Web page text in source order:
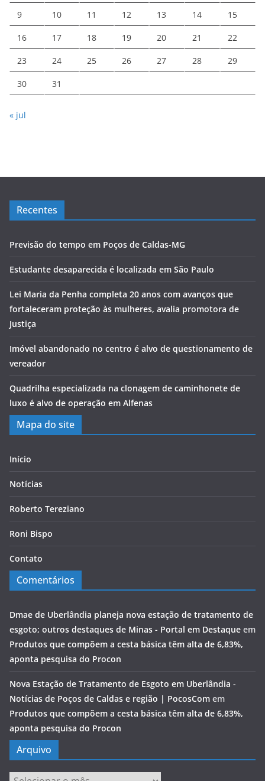
9 10 11 12 13 14 15
16 17 18 19 20 21 22
23 24 25 26 27 28 29
30 31
« jul
Recentes
Previsão do tempo em Poços de Caldas-MG
Estudante desaparecida é localizada em São Paulo
Lei Maria da Penha completa 20 anos com avanços que
fortaleceram proteção às mulheres, avalia promotora de
Justiça
Imóvel abandonado no centro é alvo de questionamento de
vereador
Quadrilha especializada na clonagem de caminhonete de
luxo é alvo de operação em Alfenas
Mapa do site
Início
Notícias
Roberto Tereziano
Roni Bispo
Contato
Comentários
Dmae de Uberlândia planeja nova estação de tratamento de
esgoto; outros destaques de Minas - Portal em Destaque em
Produtos que compõem a cesta básica têm alta de 6,83%,
aponta pesquisa do Procon
Nova Estação de Tratamento de Esgoto em Uberlândia -
Notícias de Poços de Caldas e região | PocosCom em
Produtos que compõem a cesta básica têm alta de 6,83%,
aponta pesquisa do Procon
Arquivo